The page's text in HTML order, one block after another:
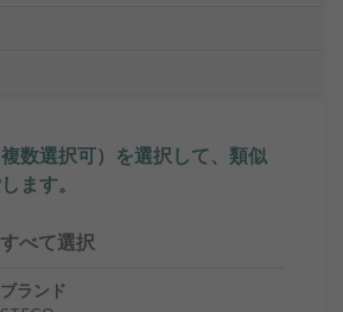
数選択可）を選択して、類似
ます。
すべて選択
ブランド